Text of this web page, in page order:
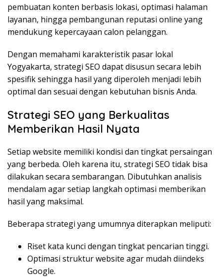
pembuatan konten berbasis lokasi, optimasi halaman
layanan, hingga pembangunan reputasi online yang
mendukung kepercayaan calon pelanggan.
Dengan memahami karakteristik pasar lokal
Yogyakarta, strategi SEO dapat disusun secara lebih
spesifik sehingga hasil yang diperoleh menjadi lebih
optimal dan sesuai dengan kebutuhan bisnis Anda.
Strategi SEO yang Berkualitas
Memberikan Hasil Nyata
Setiap website memiliki kondisi dan tingkat persaingan
yang berbeda. Oleh karena itu, strategi SEO tidak bisa
dilakukan secara sembarangan. Dibutuhkan analisis
mendalam agar setiap langkah optimasi memberikan
hasil yang maksimal.
Beberapa strategi yang umumnya diterapkan meliputi:
Riset kata kunci dengan tingkat pencarian tinggi.
Optimasi struktur website agar mudah diindeks
Google.